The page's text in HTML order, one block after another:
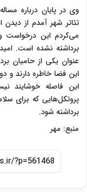
وی در پایان درباره
تئاتر شهر آمدم از
می‌کردم این درخواست
برداشته نشده است.
عنوان یکی از حامیان
این فضا خاطره دارند و
این فاصله خوشایند
پروتکل‌هایی که برای
برداشته شود.
منبع: مهر